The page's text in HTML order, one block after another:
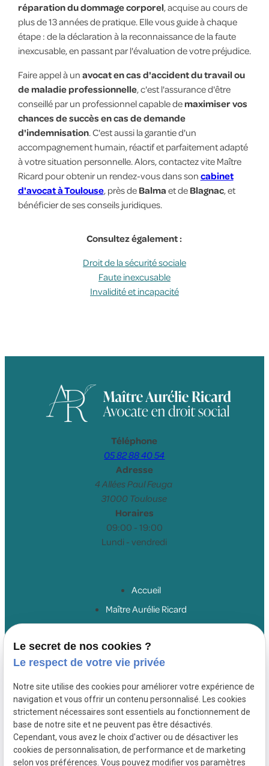
réparation du dommage corporel, acquise au cours de
plus de 13 années de pratique. Elle vous guide à chaque
étape : de la déclaration à la reconnaissance de la faute
inexcusable, en passant par l'évaluation de votre préjudice.
Faire appel à un avocat en cas d'accident du travail ou
de maladie professionnelle, c'est l'assurance d'être
conseillé par un professionnel capable demaximiser vos
chances de succès en cas de demande
d'indemnisation. C'est aussi la garantie d'un
accompagnement humain, réactif et parfaitement adapté
à votre situation personnelle. Alors, contactez vite Maître
Ricard pour obtenir un rendez-vous dans son cabinet
d'avocat à Toulouse, près de Balma et de Blagnac, et
bénéficier de ses conseils juridiques.
Consultez également :
Droit de la sécurité sociale
Faute inexcusable
Invalidité et incapacité
Téléphone
05 82 88 40 54
Adresse
4 Allées Paul Feuga
31000 Toulouse
Horaires
09:00 - 19:00
Lundi - vendredi
Accueil
Maître Aurélie Ricard
Droit du travail salariés
Droit du travail employeurs
Droit de la sécurité sociale
Honoraires
Actualités
Contact
SIRET : Mentions Politique de
Le secret de nos cookies ?
Le respect de votre vie privée
Notre site utilise des cookies pour améliorer votre expérience de
navigation et vous offrir un contenu personnalisé. Les cookies
strictement nécessaires sont essentiels au fonctionnement de
base de notre site et ne peuvent pas être désactivés.
Cependant, vous avez le choix d'activer ou de désactiver les
cookies de personnalisation, de performance et de marketing
selon vos préférences. Vous pouvez modifier vos paramètres